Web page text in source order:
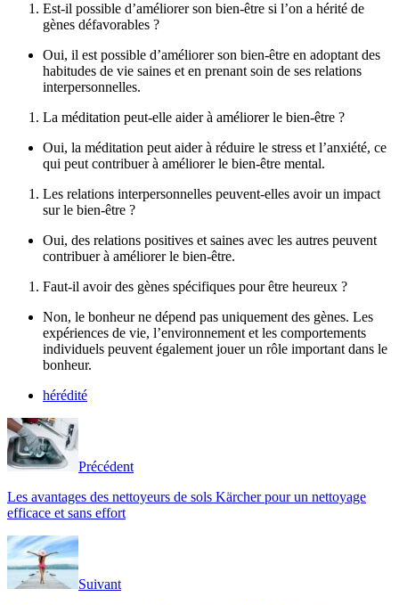
Est-il possible d’améliorer son bien-être si l’on a hérité de
gènes défavorables ?
Oui, il est possible d’améliorer son bien-être en adoptant des
habitudes de vie saines et en prenant soin de ses relations
interpersonnelles.
La méditation peut-elle aider à améliorer le bien-être ?
Oui, la méditation peut aider à réduire le stress et l’anxiété, ce
qui peut contribuer à améliorer le bien-être mental.
Les relations interpersonnelles peuvent-elles avoir un impact
sur le bien-être ?
Oui, des relations positives et saines avec les autres peuvent
contribuer à améliorer le bien-être.
Faut-il avoir des gènes spécifiques pour être heureux ?
Non, le bonheur ne dépend pas uniquement des gènes. Les
expériences de vie, l’environnement et les comportements
individuels peuvent également jouer un rôle important dans le
bonheur.
hérédité
Précédent
Les avantages des nettoyeurs de sols Kärcher pour un nettoyage
efficace et sans effort
Suivant